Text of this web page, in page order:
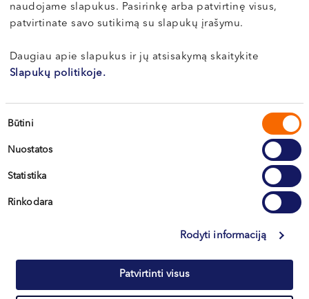
naudojame slapukus. Pasirinkę arba patvirtinę visus,
patvirtinate savo sutikimą su slapukų įrašymu.
Daugiau apie slapukus ir jų atsisakymą skaitykite
Slapukų politikoje.
Sutikimo
Būtini
Nuostatos
Statistika
Rinkodara
Rodyti informaciją
Patvirtinti visus
Edita
Gastroenterologė, echoskopuotoja, endoskopuotoja
E-registracija Apie gydytoją